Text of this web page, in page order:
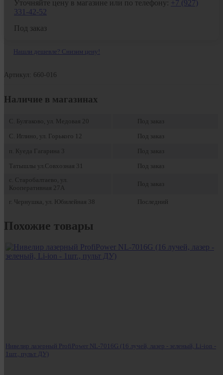
Уточняйте цену в магазине или по телефону: +7 (927)
331-42-52
Под заказ
Нашли дешевле? Снизим цену!
Артикул: 660-016
Наличие в магазинах
С. Булгаково, ул. Медовая 20
Под заказ
С. Иглино, ул. Горького 12
Под заказ
п. Куеда Гагарина 3
Под заказ
Татышлы ул.Совхозная 31
Под заказ
с. Старобалтаево, ул.
Кооперативная 27А
Под заказ
г. Чернушка, ул. Юбилейная 38 Последний
Похожие товары
Нивелир лазерный ProfiPower NL-7016G (16 лучей, лазер - зеленый, Li-ion -
1шт., пульт ДУ)